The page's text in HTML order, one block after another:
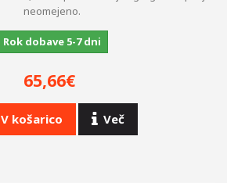
neomejeno.
Rok dobave 5-7 dni
65,66€
V košarico Več